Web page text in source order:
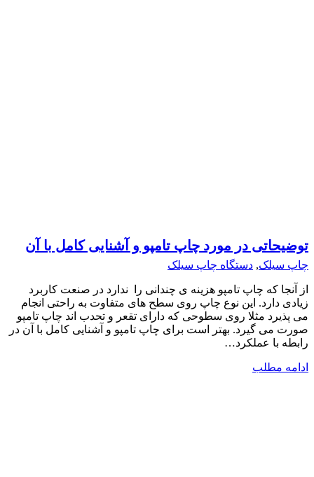
توضیحاتی در مورد چاپ تامپو و آشنایی کامل با آن
چاپ سیلک, دستگاه چاپ سیلک
از آنجا که چاپ تامپو هزینه ی چندانی را ندارد در صنعت کاربرد
زیادی دارد. این نوع چاپ روی سطح های متفاوت به راحتی انجام
می پذیرد مثلا روی سطوحی که دارای تقعر و تحدب اند چاپ تامپو
صورت می گیرد. بهتر است برای چاپ تامپو و آشنایی کامل با آن در
رابطه با عملکرد…
ادامه مطلب